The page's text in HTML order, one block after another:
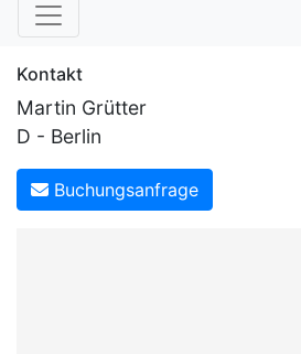
Kontakt
Martin Grütter
D - Berlin
Buchungsanfrage